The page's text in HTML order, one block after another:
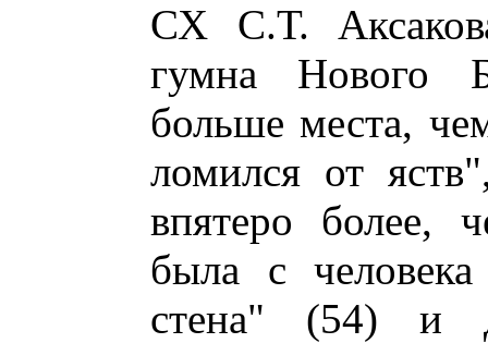
СХ С.Т.
гумна Нового
больше места,
ломился от
впятеро
была с
стена" (54) и